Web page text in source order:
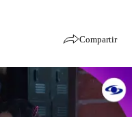
Compartir